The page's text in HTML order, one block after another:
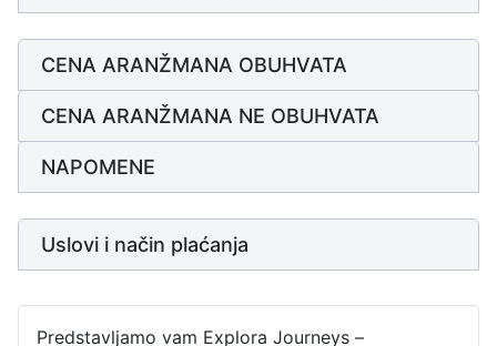
CENA ARANŽMANA OBUHVATA
CENA ARANŽMANA NE OBUHVATA
NAPOMENE
Uslovi i način plaćanja
Predstavljamo vam Explora Journeys –